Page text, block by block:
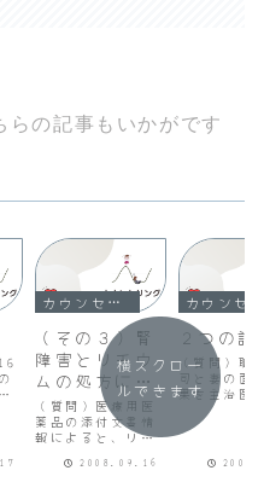
らの記事もいかがです
カウンセリング
（その３）腎
障害とリチウ
ムの処方につ
いて
（質問）医療用医
薬品の添付文書情
報によると、リチ
対しては禁忌（禁
2008.09.16
２つの
（質問）職
司と妻の面
果を主治医
たところ、
長のほかに
の２つの診
作成してく
ました。復
横スクロー
ルできます